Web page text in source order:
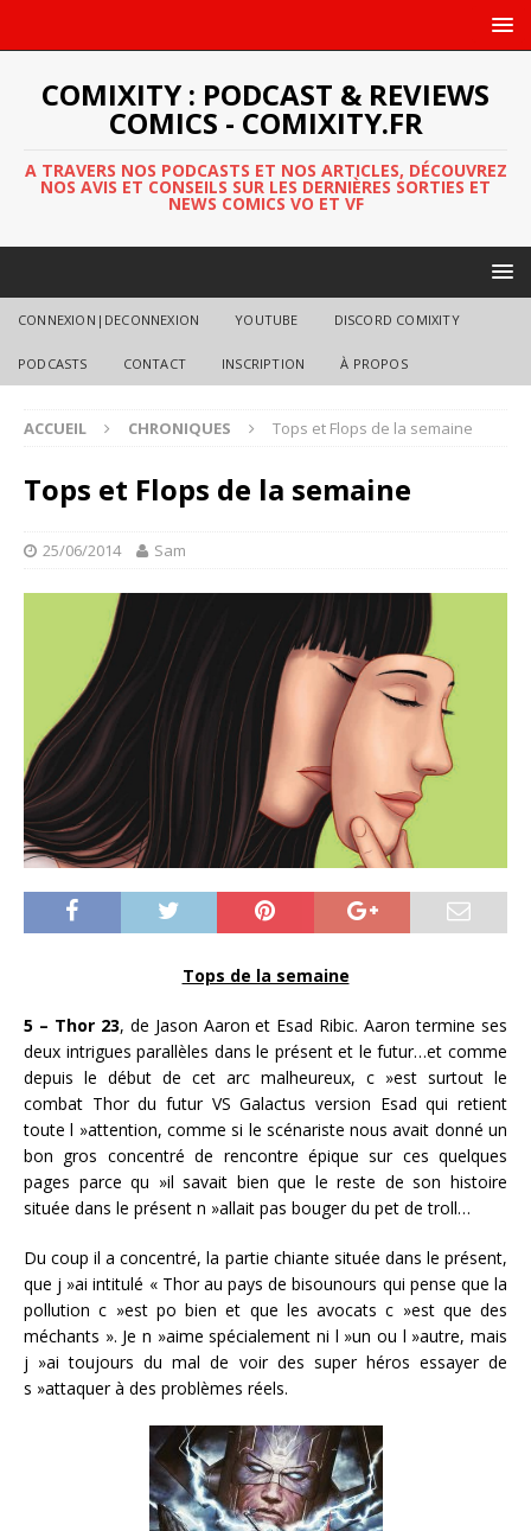
COMIXITY : PODCAST & REVIEWS
COMICS - COMIXITY.FR
A TRAVERS NOS PODCASTS ET NOS ARTICLES, DÉCOUVREZ
NOS AVIS ET CONSEILS SUR LES DERNIÈRES SORTIES ET
NEWS COMICS VO ET VF
CONNEXION|DECONNEXION YOUTUBE DISCORD COMIXITY
PODCASTS CONTACT INSCRIPTION À PROPOS
ACCUEIL CHRONIQUES Tops et Flops de la semaine
Tops et Flops de la semaine
25/06/2014 Sam
Tops de la semaine
5 – Thor 23, de Jason Aaron et Esad Ribic. Aaron termine ses
deux intrigues parallèles dans le présent et le futur…et comme
depuis le début de cet arc malheureux, c »est surtout le
combat Thor du futur VS Galactus version Esad qui retient
toute l »attention, comme si le scénariste nous avait donné un
bon gros concentré de rencontre épique sur ces quelques
pages parce qu »il savait bien que le reste de son histoire
située dans le présent n »allait pas bouger du pet de troll…
Du coup il a concentré, la partie chiante située dans le présent,
que j »ai intitulé « Thor au pays de bisounours qui pense que la
pollution c »est po bien et que les avocats c »est que des
méchants ». Je n »aime spécialement ni l »un ou l »autre, mais
j »ai toujours du mal de voir des super héros essayer de
s »attaquer à des problèmes réels.